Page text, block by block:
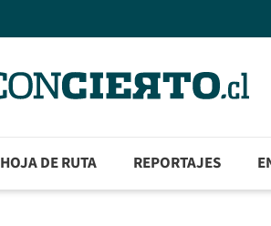
HOJA DE RUTA REPORTAJES